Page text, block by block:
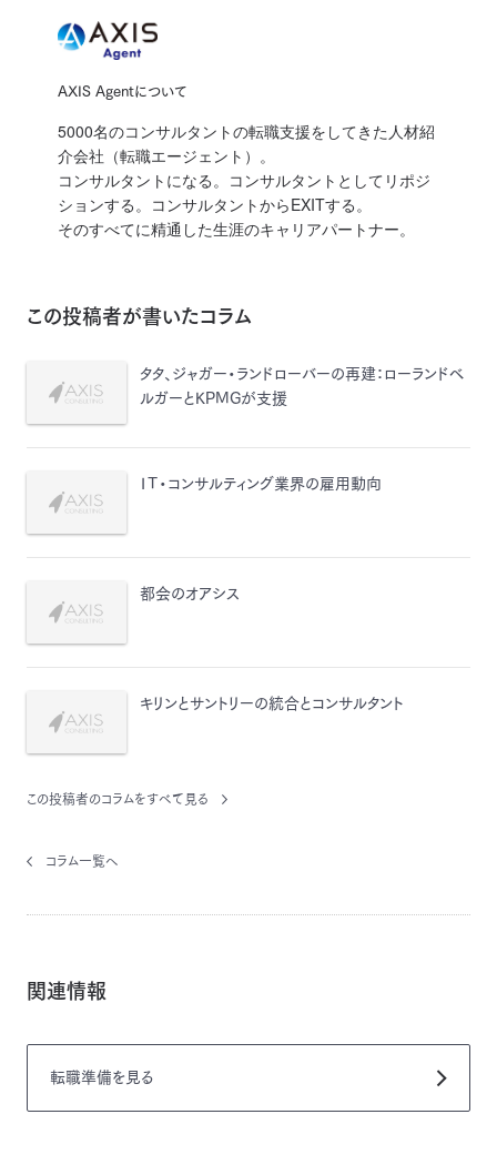
AXIS Agentについて
5000名のコンサルタントの転職支援をしてきた人材紹
介会社（転職エージェント）。
コンサルタントになる。コンサルタントとしてリポジ
ションする。コンサルタントからEXITする。
そのすべてに精通した生涯のキャリアパートナー。
この投稿者が書いたコラム
タタ、ジャガー・ランドローバーの再建：ローランドベ
ルガーとKPMGが支援
ＩＴ・コンサルティング業界の雇用動向
都会のオアシス
キリンとサントリーの統合とコンサルタント
この投稿者のコラムをすべて見る
コラム一覧へ
関連情報
転職準備を見る